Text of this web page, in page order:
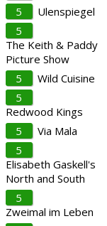
5
Ulenspiegel
5
The Keith & Paddy
Picture Show
5
Wild Cuisine
5
Redwood Kings
5
Via Mala
5
Elisabeth Gaskell's
North and South
5
Zweimal im Leben